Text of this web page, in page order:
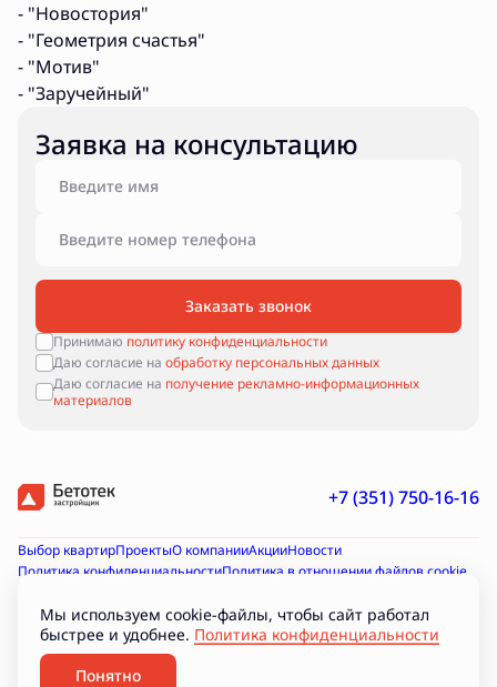
- "Новостория"
- "Геометрия счастья"
- "Мотив"
- "Заручейный"
Заявка на консультацию
Заказать звонок
Принимаю политику конфиденциальности
Даю согласие на обработку персональных данных
Даю согласие на получение рекламно-информационных
материалов
+7 (351) 750-16-16
Выбор квартирПроектыО компанииАкцииНовости
Политика конфиденциальностиПолитика в отношении файлов cookie
Согласие на обработку персональных данных
Проектная декларация на наш.дом.рф ДокументыПодборки
Разработано
Мы используем cookie-файлы, чтобы сайт работал
быстрее и удобнее. Политика конфиденциальности
Понятно